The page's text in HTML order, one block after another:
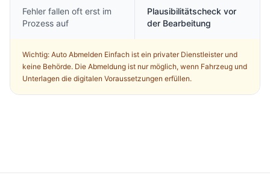
Fehler fallen oft erst im
Prozess auf
Plausibilitätscheck vor
der Bearbeitung
Wichtig: Auto Abmelden Einfach ist ein privater Dienstleister und
keine Behörde. Die Abmeldung ist nur möglich, wenn Fahrzeug und
Unterlagen die digitalen Voraussetzungen erfüllen.